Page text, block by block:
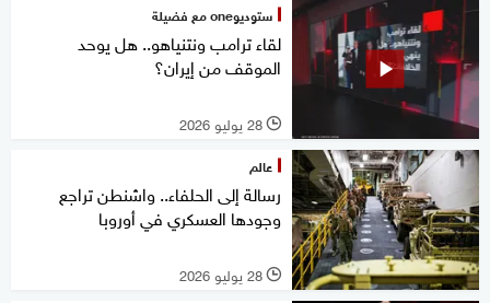
ستوديوone مع فضيلة
لقاء ترامب ونتنياهو.. هل يوحد
الموقف من إيران؟
l 28 يوليو 2026
عالم
رسالة إلى الحلفاء.. واشنطن تراجع
وجودها العسكري في أوروبا
l 28 يوليو 2026